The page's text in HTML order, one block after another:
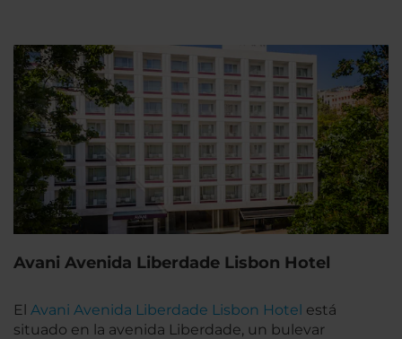
Avani Avenida Liberdade Lisbon Hotel
El Avani Avenida Liberdade Lisbon Hotel está
situado en la avenida Liberdade, un bulevar